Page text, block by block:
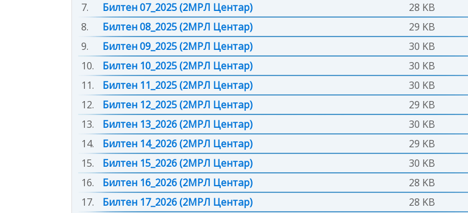
7.
Билтен 07_2025 (2МРЛ Центар)
28 KB
8.
Билтен 08_2025 (2МРЛ Центар)
29 KB
9.
Билтен 09_2025 (2МРЛ Центар)
30 KB
10.
Билтен 10_2025 (2МРЛ Центар)
30 KB
11.
Билтен 11_2025 (2МРЛ Центар)
30 KB
12.
Билтен 12_2025 (2МРЛ Центар)
29 KB
13.
Билтен 13_2026 (2МРЛ Центар)
30 KB
14.
Билтен 14_2026 (2МРЛ Центар)
29 KB
15.
Билтен 15_2026 (2МРЛ Центар)
30 KB
16.
Билтен 16_2026 (2МРЛ Центар)
28 KB
17.
Билтен 17_2026 (2МРЛ Центар)
28 KB